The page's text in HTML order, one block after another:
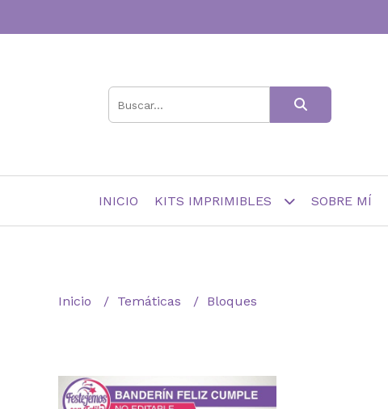
INICIO KITS IMPRIMIBLES SOBRE MÍ
Inicio Temáticas Bloques